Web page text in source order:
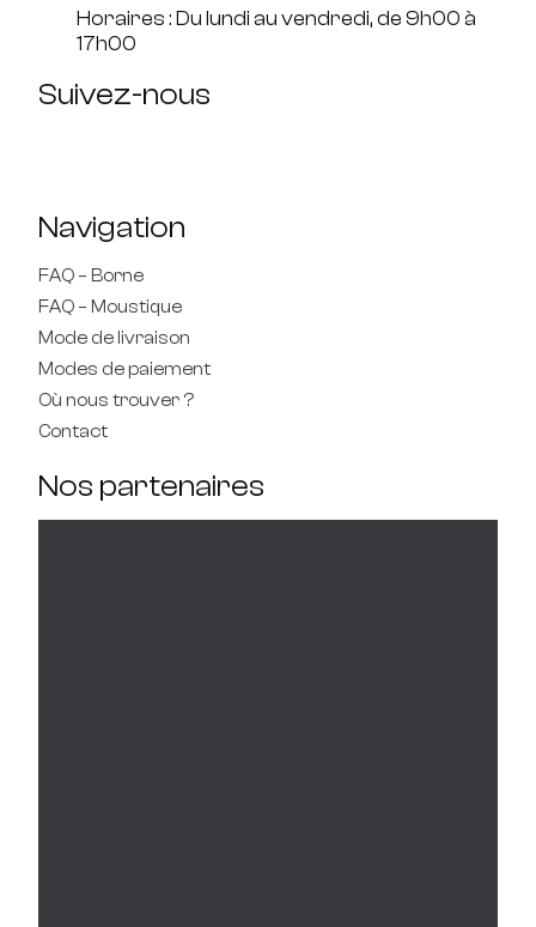
Horaires : Du lundi au vendredi, de 9h00 à
17h00
Suivez-nous
Navigation
FAQ – Borne
FAQ – Moustique
Mode de livraison
Modes de paiement
Où nous trouver ?
Contact
Nos partenaires